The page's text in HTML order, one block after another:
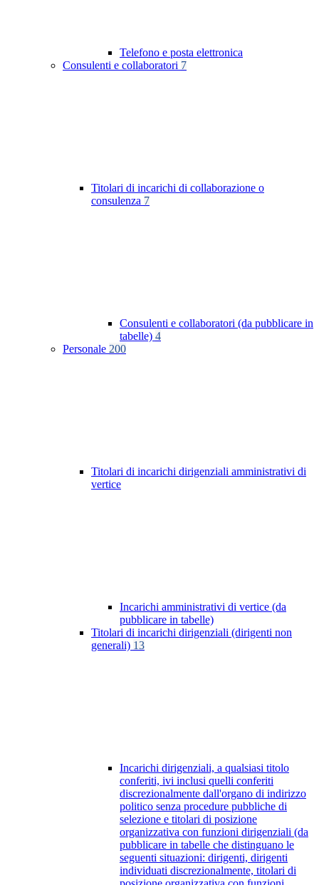
Telefono e posta elettronica
Consulenti e collaboratori 7
Titolari di incarichi di collaborazione o
consulenza 7
Consulenti e collaboratori (da pubblicare in
tabelle) 4
Personale 200
Titolari di incarichi dirigenziali amministrativi di
vertice
Incarichi amministrativi di vertice (da
pubblicare in tabelle)
Titolari di incarichi dirigenziali (dirigenti non
generali) 13
Incarichi dirigenziali, a qualsiasi titolo
conferiti, ivi inclusi quelli conferiti
discrezionalmente dall'organo di indirizzo
politico senza procedure pubbliche di
selezione e titolari di posizione
organizzativa con funzioni dirigenziali (da
pubblicare in tabelle che distinguano le
seguenti situazioni: dirigenti, dirigenti
individuati discrezionalmente, titolari di